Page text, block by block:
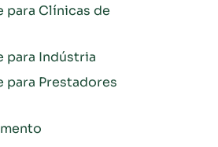
para Clínicas de
para Indústria
para Prestadores